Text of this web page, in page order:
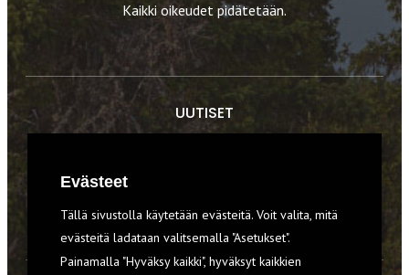
Kaikki oikeudet pidätetään.
UUTISET
VARUSTEET
Evästeet
Tällä sivustolla käytetään evästeitä. Voit valita, mitä
evästeitä ladataan valitsemalla "Asetukset".
Painamalla "Hyväksy kaikki", hyväksyt kaikkien